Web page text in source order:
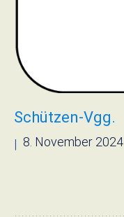
Schützen-Vgg.
| 8. November 2024